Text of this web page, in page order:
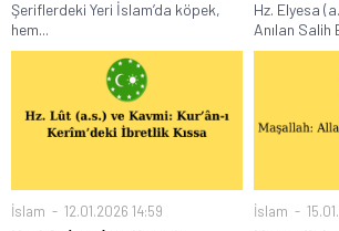
Şeriflerdeki Yeri İslam’da köpek,
hem...
Hz. Elyesa
Anılan Salih
İslam 12.01.2026 14:59 İslam